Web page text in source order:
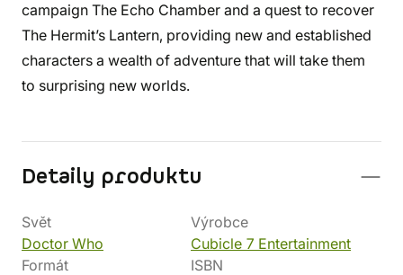
campaign The Echo Chamber and a quest to recover
The Hermit’s Lantern, providing new and established
characters a wealth of adventure that will take them
to surprising new worlds.
Detaily produktu
Svět
Doctor Who
Výrobce
Cubicle 7 Entertainment
Formát
ISBN